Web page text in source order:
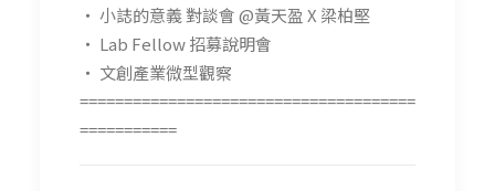
・ 小誌的意義 對談會 @黃天盈 X 梁柏堅
・ Lab Fellow 招募說明會
・ 文創產業微型觀察
======================================
===========